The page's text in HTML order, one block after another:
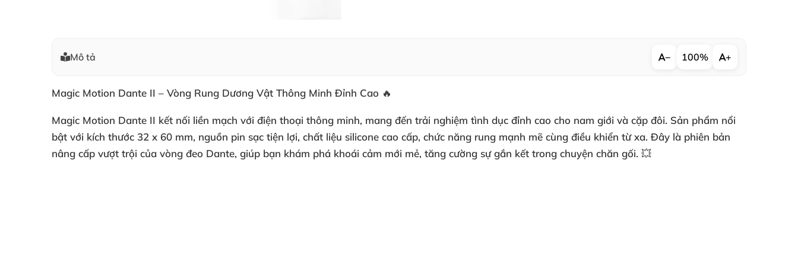
Mô tả − 100% +
Magic Motion Dante II – Vòng Rung Dương Vật Thông Minh Đỉnh Cao 🔥
Magic Motion Dante II kết nối liền mạch với điện thoại thông minh, mang đến trải nghiệm tình dục đỉnh cao cho nam giới và cặp đôi. Sản phẩm nổi
bật với kích thước 32 x 60 mm, nguồn pin sạc tiện lợi, chất liệu silicone cao cấp, chức năng rung mạnh mẽ cùng điều khiển từ xa. Đây là phiên bản
nâng cấp vượt trội của vòng đeo Dante, giúp bạn khám phá khoái cảm mới mẻ, tăng cường sự gắn kết trong chuyện chăn gối. 💥